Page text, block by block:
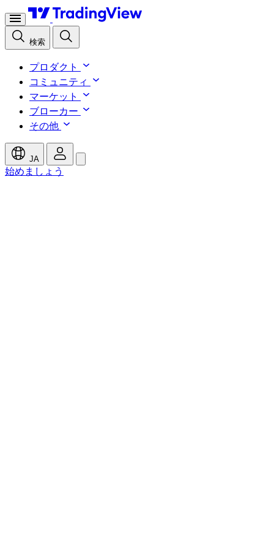
検索
プロダクト
コミュニティ
マーケット
ブローカー
その他
JA
始めましょう